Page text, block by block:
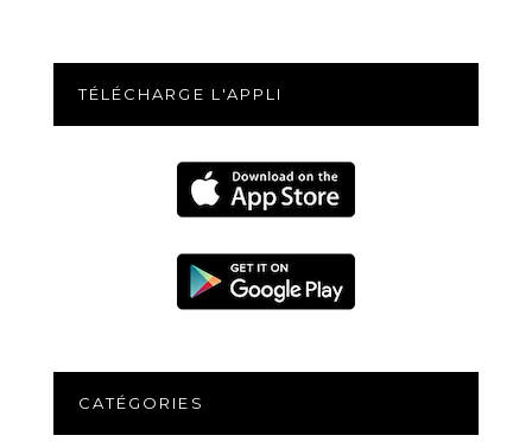
TÉLÉCHARGE L'APPLI
CATÉGORIES